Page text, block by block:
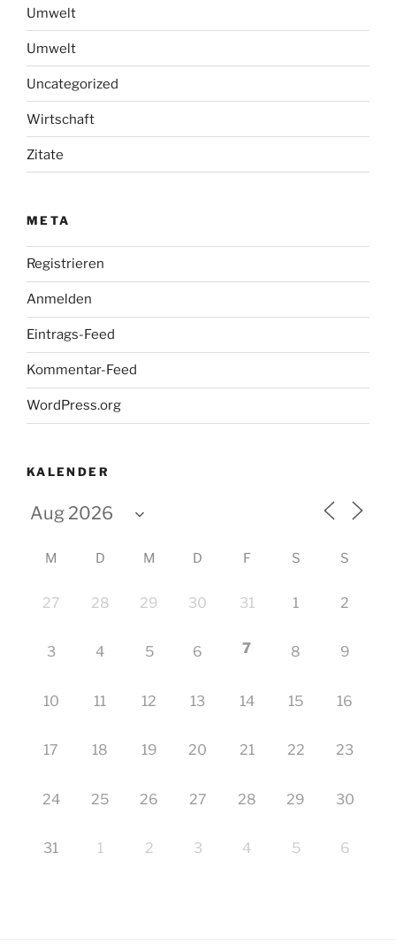
Umwelt
Umwelt
Uncategorized
Wirtschaft
Zitate
META
Registrieren
Anmelden
Eintrags-Feed
Kommentar-Feed
WordPress.org
KALENDER
M D M D F S S
27 28 29 30 31 1 2
3 4 5 6 7 8 9
10 11 12 13 14 15 16
17 18 19 20 21 22 23
24 25 26 27 28 29 30
31 1 2 3 4 5 6